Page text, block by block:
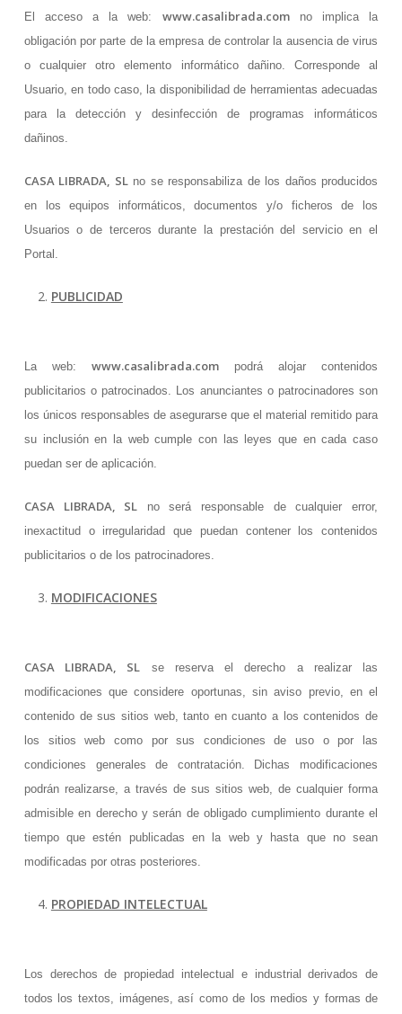
El acceso a la web: www.casalibrada.comno implica la
obligación por parte de la empresa de controlar la ausencia de virus
o cualquier otro elemento informático dañino. Corresponde al
Usuario, en todo caso, la disponibilidad de herramientas adecuadas
para la detección y desinfección de programas informáticos
dañinos.
CASA LIBRADA, SLno se responsabiliza de los daños producidos
en los equipos informáticos, documentos y/o ficheros de los
Usuarios o de terceros durante la prestación del servicio en el
Portal.
PUBLICIDAD
La web: www.casalibrada.compodrá alojar contenidos
publicitarios o patrocinados. Los anunciantes o patrocinadores son
los únicos responsables de asegurarse que el material remitido para
su inclusión en la web cumple con las leyes que en cada caso
puedan ser de aplicación.
CASA LIBRADA, SL no será responsable de cualquier error,
inexactitud o irregularidad que puedan contener los contenidos
publicitarios o de los patrocinadores.
MODIFICACIONES
CASA LIBRADA, SL se reserva el derecho a realizar las
modificaciones que considere oportunas, sin aviso previo, en el
contenido de sus sitios web, tanto en cuanto a los contenidos de
los sitios web como por sus condiciones de uso o por las
condiciones generales de contratación. Dichas modificaciones
podrán realizarse, a través de sus sitios web, de cualquier forma
admisible en derecho y serán de obligado cumplimiento durante el
tiempo que estén publicadas en la web y hasta que no sean
modificadas por otras posteriores.
PROPIEDAD INTELECTUAL
Los derechos de propiedad intelectual e industrial derivados de
todos los textos, imágenes, así como de los medios y formas de